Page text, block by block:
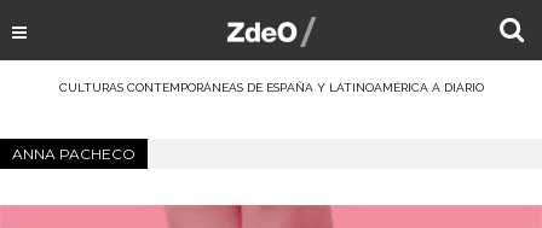
CULTURAS CONTEMPORÁNEAS DE ESPAÑA Y LATINOAMÉRICA A DIARIO
ANNA PACHECO